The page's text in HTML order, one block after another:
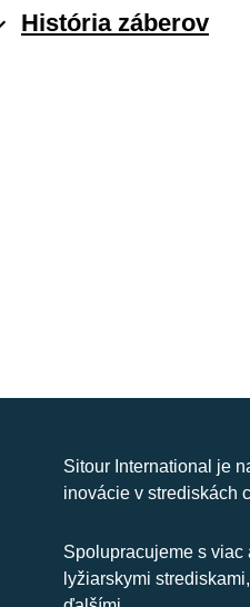
História záberov
Sitour International je
inovácie v strediskách
Spolupracujeme s viac
lyžiarskymi